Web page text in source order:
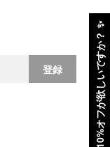
10%オフが欲しいですか？
✨
登録